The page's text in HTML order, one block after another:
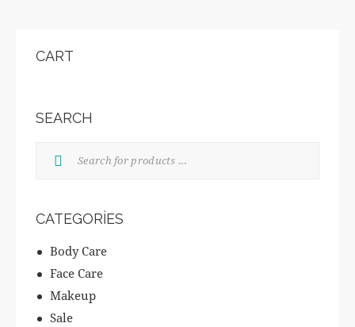
CART
SEARCH
CATEGORIES
Body Care
Face Care
Makeup
Sale